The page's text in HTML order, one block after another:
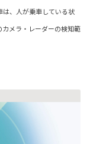
、人が乗車している状
メラ・レーダーの検知範